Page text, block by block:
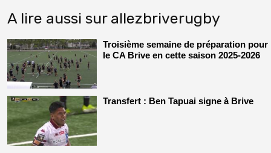
A lire aussi sur allezbriverugby
Troisième semaine de préparation pour
le CA Brive en cette saison 2025-2026
Transfert : Ben Tapuai signe à Brive